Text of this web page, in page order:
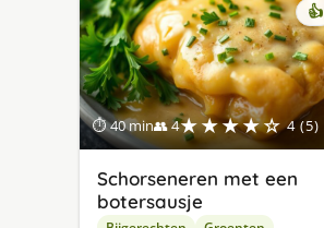
⏱ 40 min👥 4★★★★☆ 4 (5)
👍
Schorseneren met een
botersausje